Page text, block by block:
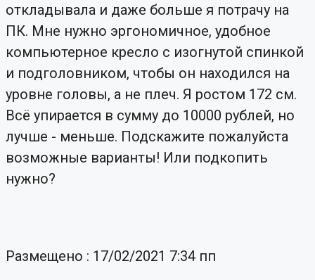
откладывала и даже больше я потрачу на
ПК. Мне нужно эргономичное, удобное
компьютерное кресло с изогнутой спинкой
и подголовником, чтобы он находился на
уровне головы, а не плеч. Я ростом 172 см.
Всё упирается в сумму до 10000 рублей, но
лучше - меньше. Подскажите пожалуйста
возможные варианты! Или подкопить
нужно?
Размещено : 17/02/2021 7:34 пп